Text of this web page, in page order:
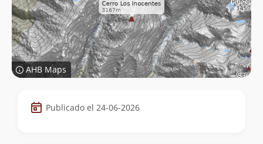
AHB Maps
Datos
de
Publicado el 24-06-2026